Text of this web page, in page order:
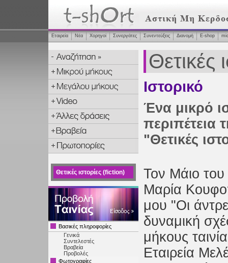
Εταιρεία Νέα Χορηγοί Συνεργάτες Συνεντεύξεις Διανομή Ε-shop
Θετικές ιστορίες (fiction)
Βασικές πληροφορίες
Γενικά
Συντελεστές
Βραβεία
Προβολές
Φωτογραφίες
Θετικές
Ιστορικό
Ένα μικρό
περιπέτεια
"Θετικές
Τον Μάιο
Μαρία
μου "Οι
δυναμική
μήκους
Εταιρεία